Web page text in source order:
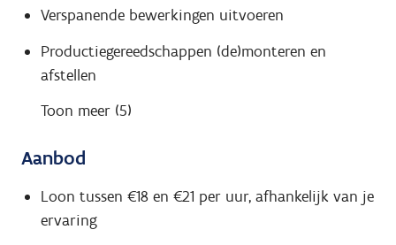
Verspanende bewerkingen uitvoeren
Productiegereedschappen (de)monteren en
afstellen
Toon meer (5)
Aanbod
Loon tussen €18 en €21 per uur, afhankelijk van je
ervaring